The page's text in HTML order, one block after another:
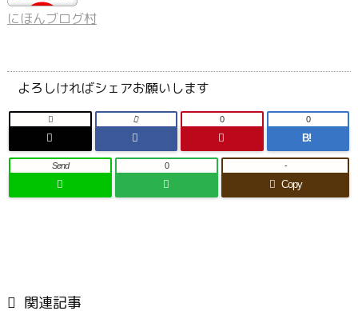
にほんブログ村
よろしければシェアお願いします
 0
B!
0
Send 0
Copy
-
 関連記事